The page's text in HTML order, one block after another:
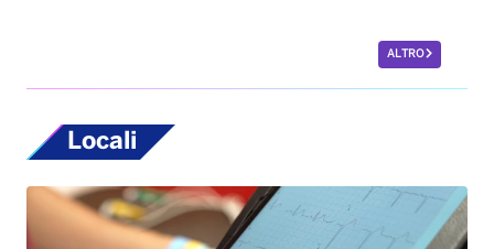
ALTRO
Locali